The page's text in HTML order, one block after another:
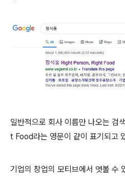
일반적으로 회사 이름만 나오는
t Food라는 영문이 같이 표기되고
기업의 창업의 모티브에서 엿볼 수